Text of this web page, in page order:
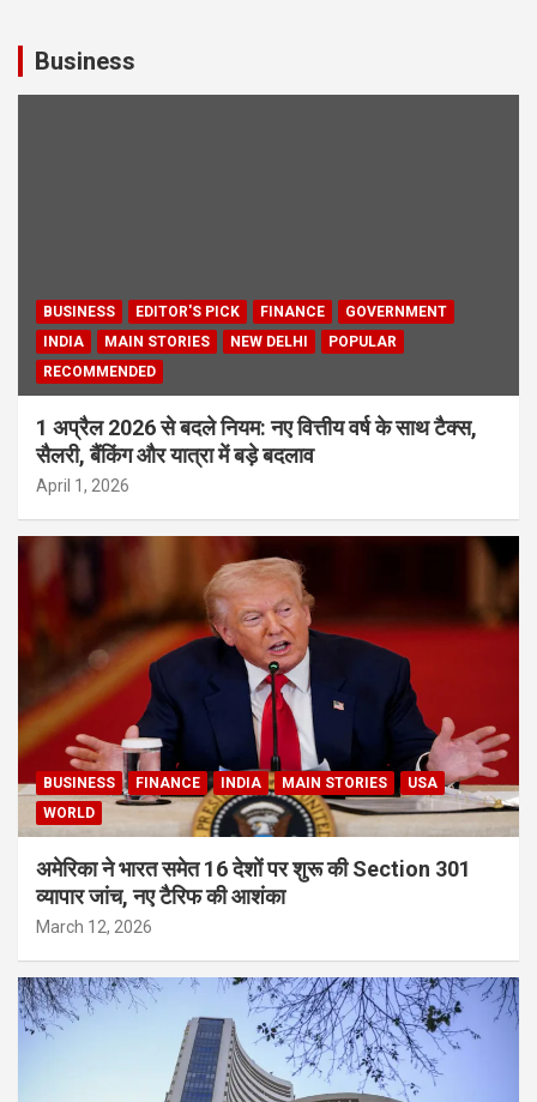
Business
BUSINESS EDITOR'S PICK FINANCE
GOVERNMENT
INDIA
MAIN STORIES NEW DELHI
POPULAR
RECOMMENDED
1 अप्रैल 2026 से बदले नियम: नए वित्तीय वर्ष के साथ टैक्स,
सैलरी, बैंकिंग और यात्रा में बड़े बदलाव
April 1, 2026
BUSINESS FINANCE INDIA MAIN STORIES
USA
WORLD
अमेरिका ने भारत समेत 16 देशों पर शुरू की Section 301
व्यापार जांच, नए टैरिफ की आशंका
March 12, 2026